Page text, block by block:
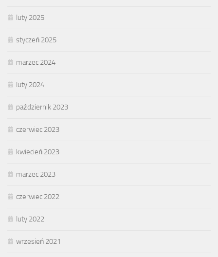
luty 2025
styczeń 2025
marzec 2024
luty 2024
październik 2023
czerwiec 2023
kwiecień 2023
marzec 2023
czerwiec 2022
luty 2022
wrzesień 2021